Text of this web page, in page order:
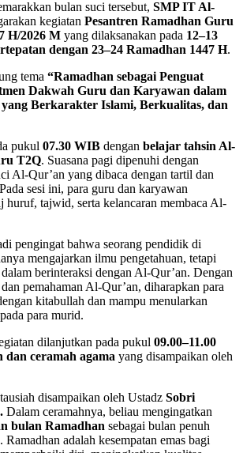
bulan suci tersebut, SMP IT Al-
kegiatan Pesantren Ramadhan Guru
H/2026 M yang dilaksanakan pada 12–13
dengan 23–24 Ramadhan 1447 H.
tema “Ramadhan sebagai Penguat
Dakwah Guru dan Karyawan dalam
Berkarakter Islami, Berkualitas, dan
pukul 07.30 WIB dengan belajar tahsin Al-
T2Q. Suasana pagi dipenuhi dengan
Al-Qur’an yang dibaca dengan tartil dan
sesi ini, para guru dan karyawan
huruf, tajwid, serta kelancaran membaca Al-
pengingat bahwa seorang pendidik di
mengajarkan ilmu pengetahuan, tetapi
berinteraksi dengan Al-Qur’an. Dengan
pemahaman Al-Qur’an, diharapkan para
kitabullah dan mampu menularkan
para murid.
dilanjutkan pada pukul 09.00–11.00
dan ceramah agama yang disampaikan oleh
disampaikan oleh Ustadz Sobri
Dalam ceramahnya, beliau mengingatkan
bulan Ramadhan sebagai bulan penuh
Ramadhan adalah kesempatan emas bagi